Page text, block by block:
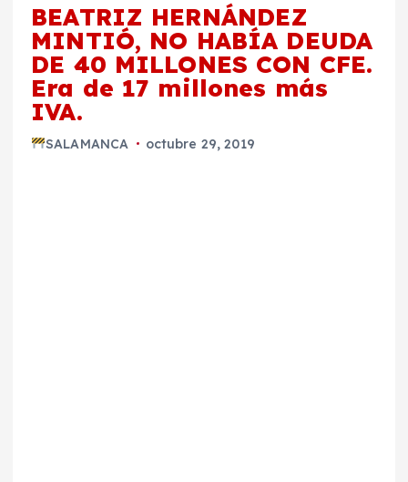
BEATRIZ HERNÁNDEZ
MINTIÓ, NO HABÍA DEUDA
DE 40 MILLONES CON CFE.
Era de 17 millones más
IVA.
SALAMANCA octubre 29, 2019